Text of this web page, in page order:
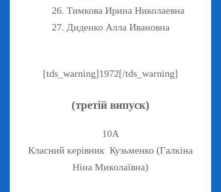
Тимкова Ирина Николаевна
Диденко Алла Ивановна
[tds_warning]1972[/tds_warning]
(третій випуск)
10A
Класний керівник Кузьменко (Галкіна
Ніна Миколаївна)